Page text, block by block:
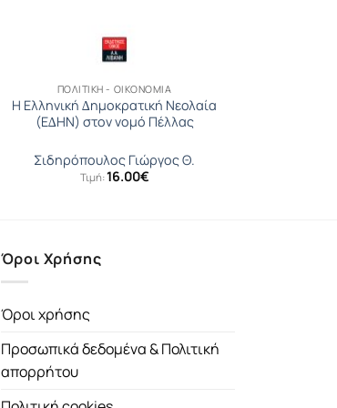
ΠΟΛΙΤΙΚΉ - ΟΙΚΟΝΟΜΊΑ
Η Ελληνική ∆ηµοκρατική Νεολαία
(Ε∆ΗΝ) στον νομό Πέλλας
Σιδηρόπουλος Γιώργος Θ.
Τιμή:16.00€
Όροι Χρήσης
Όροι χρήσης
Προσωπικά δεδομένα & Πολιτική
απορρήτου